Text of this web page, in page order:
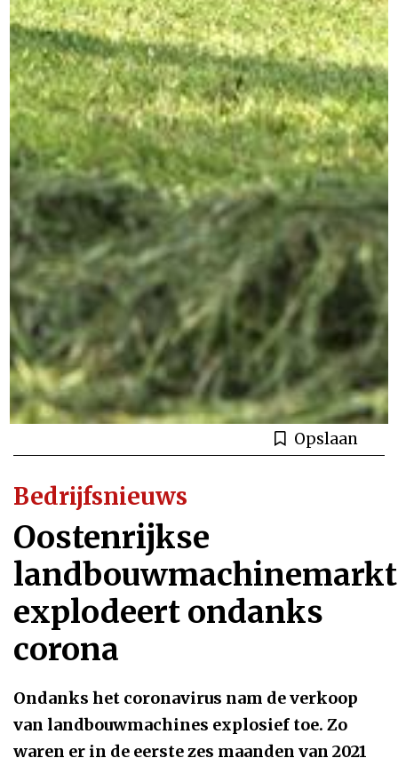
Opslaan
Bedrijfsnieuws
Oostenrijkse
landbouwmachinemarkt
explodeert ondanks
corona
Ondanks het coronavirus nam de verkoop
van landbouwmachines explosief toe. Zo
waren er in de eerste zes maanden van 2021